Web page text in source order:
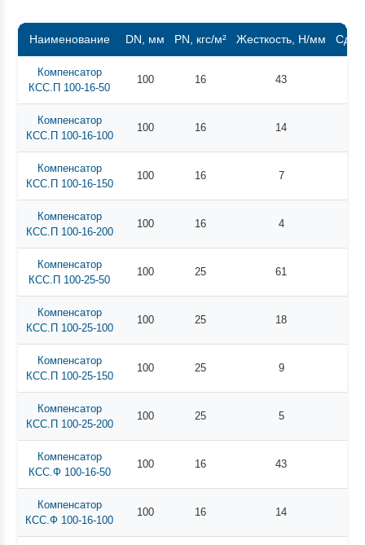
Наименование DN, мм PN, кгс/м² Жесткость, Н/мм
Компенсатор
КСС.П 100-16-50
100 16 43
Компенсатор
КСС.П 100-16-100
100 16 14
Компенсатор
КСС.П 100-16-150
100 16 7
Компенсатор
КСС.П 100-16-200
100 16 4
Компенсатор
КСС.П 100-25-50
100 25 61
Компенсатор
КСС.П 100-25-100
100 25 18
Компенсатор
КСС.П 100-25-150
100 25 9
Компенсатор
КСС.П 100-25-200
100 25 5
Компенсатор
КСС.Ф 100-16-50
100 16 43
Компенсатор
КСС.Ф 100-16-100
100 16 14